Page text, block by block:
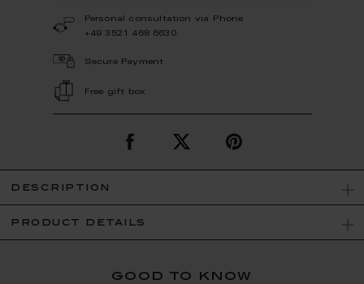
Personal consultation via Phone
+49 3521 468 6630
Secure Payment
Free gift box
description
product details
good to know